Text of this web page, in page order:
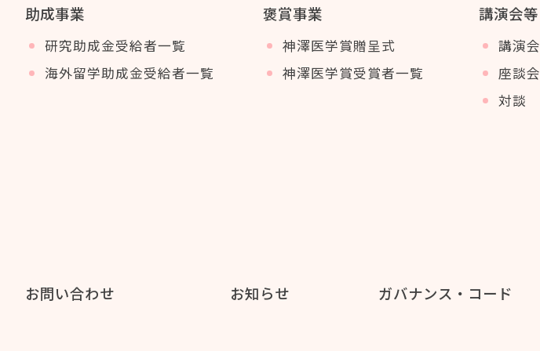
助成事業
研究助成金受給者一覧
海外留学助成金受給者一覧
褒賞事業
神澤医学賞贈呈式
神澤医学賞受賞者一覧
講演会等
講演会
座談会
対談
お問い合わせ お知らせ ガバナンス・コード